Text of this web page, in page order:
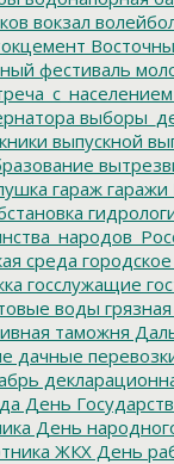
вокзал
фестиваль
выпускной
гараж гаражи
среда
госслужащие
воды
таможня
дачные
День
День
ЖКХ День